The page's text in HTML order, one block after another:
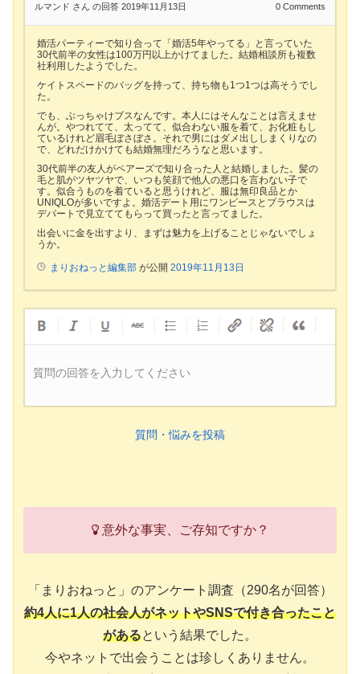
ルマンド さん の回答 2019年11月13日 0 Comments
婚活パーティーで知り合って「婚活5年やってる」と言っていた
30代前半の女性は100万円以上かけてました。結婚相談所も複数
社利用したようでした。
ケイトスペードのバッグを持って、持ち物も1つ1つは高そうでし
た。
でも、ぶっちゃけブスなんです。本人にはそんなことは言えませ
んが。やつれてて、太ってて、似合わない服を着て、お化粧もし
ているけれど眉毛ぼさぼさ。それで男にはダメ出ししまくりなの
で、どれだけかけても結婚無理だろうなと思います。
30代前半の友人がペアーズで知り合った人と結婚しました。髪の
毛と肌がツヤツヤで、いつも笑顔で他人の悪口を言わない子で
す。似合うものを着ていると思うけれど、服は無印良品とか
UNIQLOが多いですよ。婚活デート用にワンピースとブラウスは
デパートで見立ててもらって買ったと言ってました。
出会いに金を出すより、まずは魅力を上げることじゃないでしょ
うか。
まりおねっと編集部 が公開 2019年11月13日
質問の回答を入力してください
質問・悩みを投稿
意外な事実、ご存知ですか？
「まりおねっと」のアンケート調査（290名が回答）
約4人に1人の社会人がネットやSNSで付き合ったこと
があるという結果でした。
今やネットで出会うことは珍しくありません。